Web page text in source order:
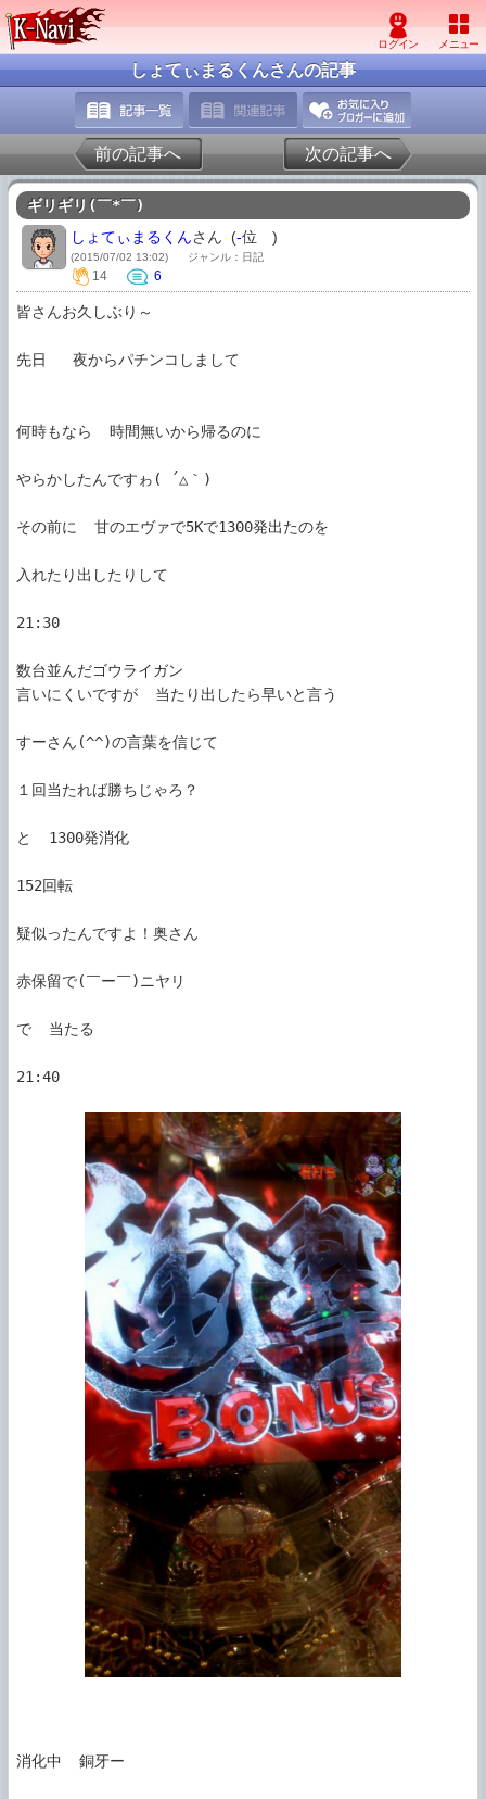
しょてぃまるくんさんの記事
前の記事へ 次の記事へ
ギリギリ(￣*￣)
しょてぃまるくんさん (-位 )
(2015/07/02 13:02) ジャンル：日記
14 6
皆さんお久しぶり～
先日   夜からパチンコしまして
何時もなら  時間無いから帰るのに
やらかしたんですゎ( ´△｀)
その前に  甘のエヴァで5Kで1300発出たのを
入れたり出したりして
21:30
数台並んだゴウライガン
言いにくいですが  当たり出したら早いと言う
すーさん(^^)の言葉を信じて
１回当たれば勝ちじゃろ？
と  1300発消化
152回転
疑似ったんですよ！奥さん
赤保留で(￣ー￣)ニヤリ
で  当たる
21:40
消化中  銅牙ー